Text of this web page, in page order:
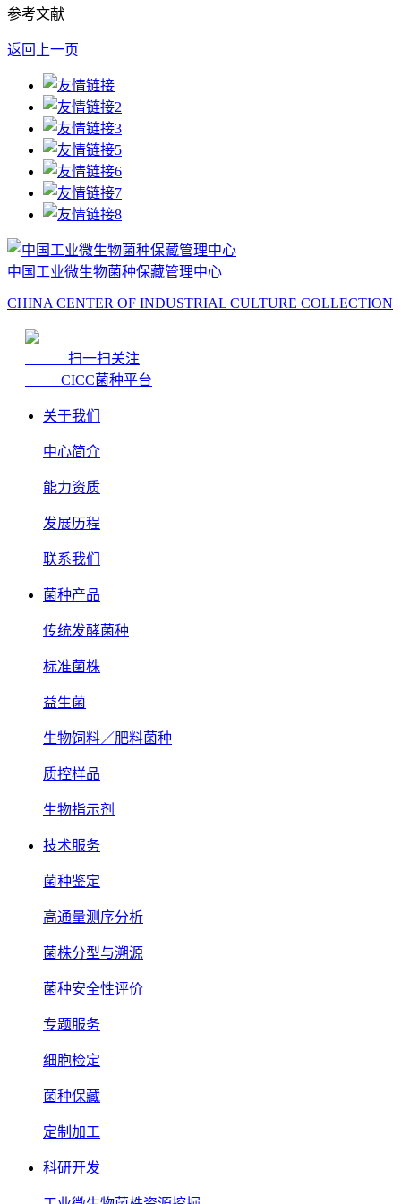
参考文献
返回上一页
中国工业微生物菌种保藏管理中心
CHINA CENTER OF INDUSTRIAL CULTURE COLLECTION
扫一扫关注
CICC菌种平台
关于我们
中心简介
能力资质
发展历程
联系我们
菌种产品
传统发酵菌种
标准菌株
益生菌
生物饲料／肥料菌种
质控样品
生物指示剂
技术服务
菌种鉴定
高通量测序分析
菌株分型与溯源
菌种安全性评价
专题服务
细胞检定
菌种保藏
定制加工
科研开发